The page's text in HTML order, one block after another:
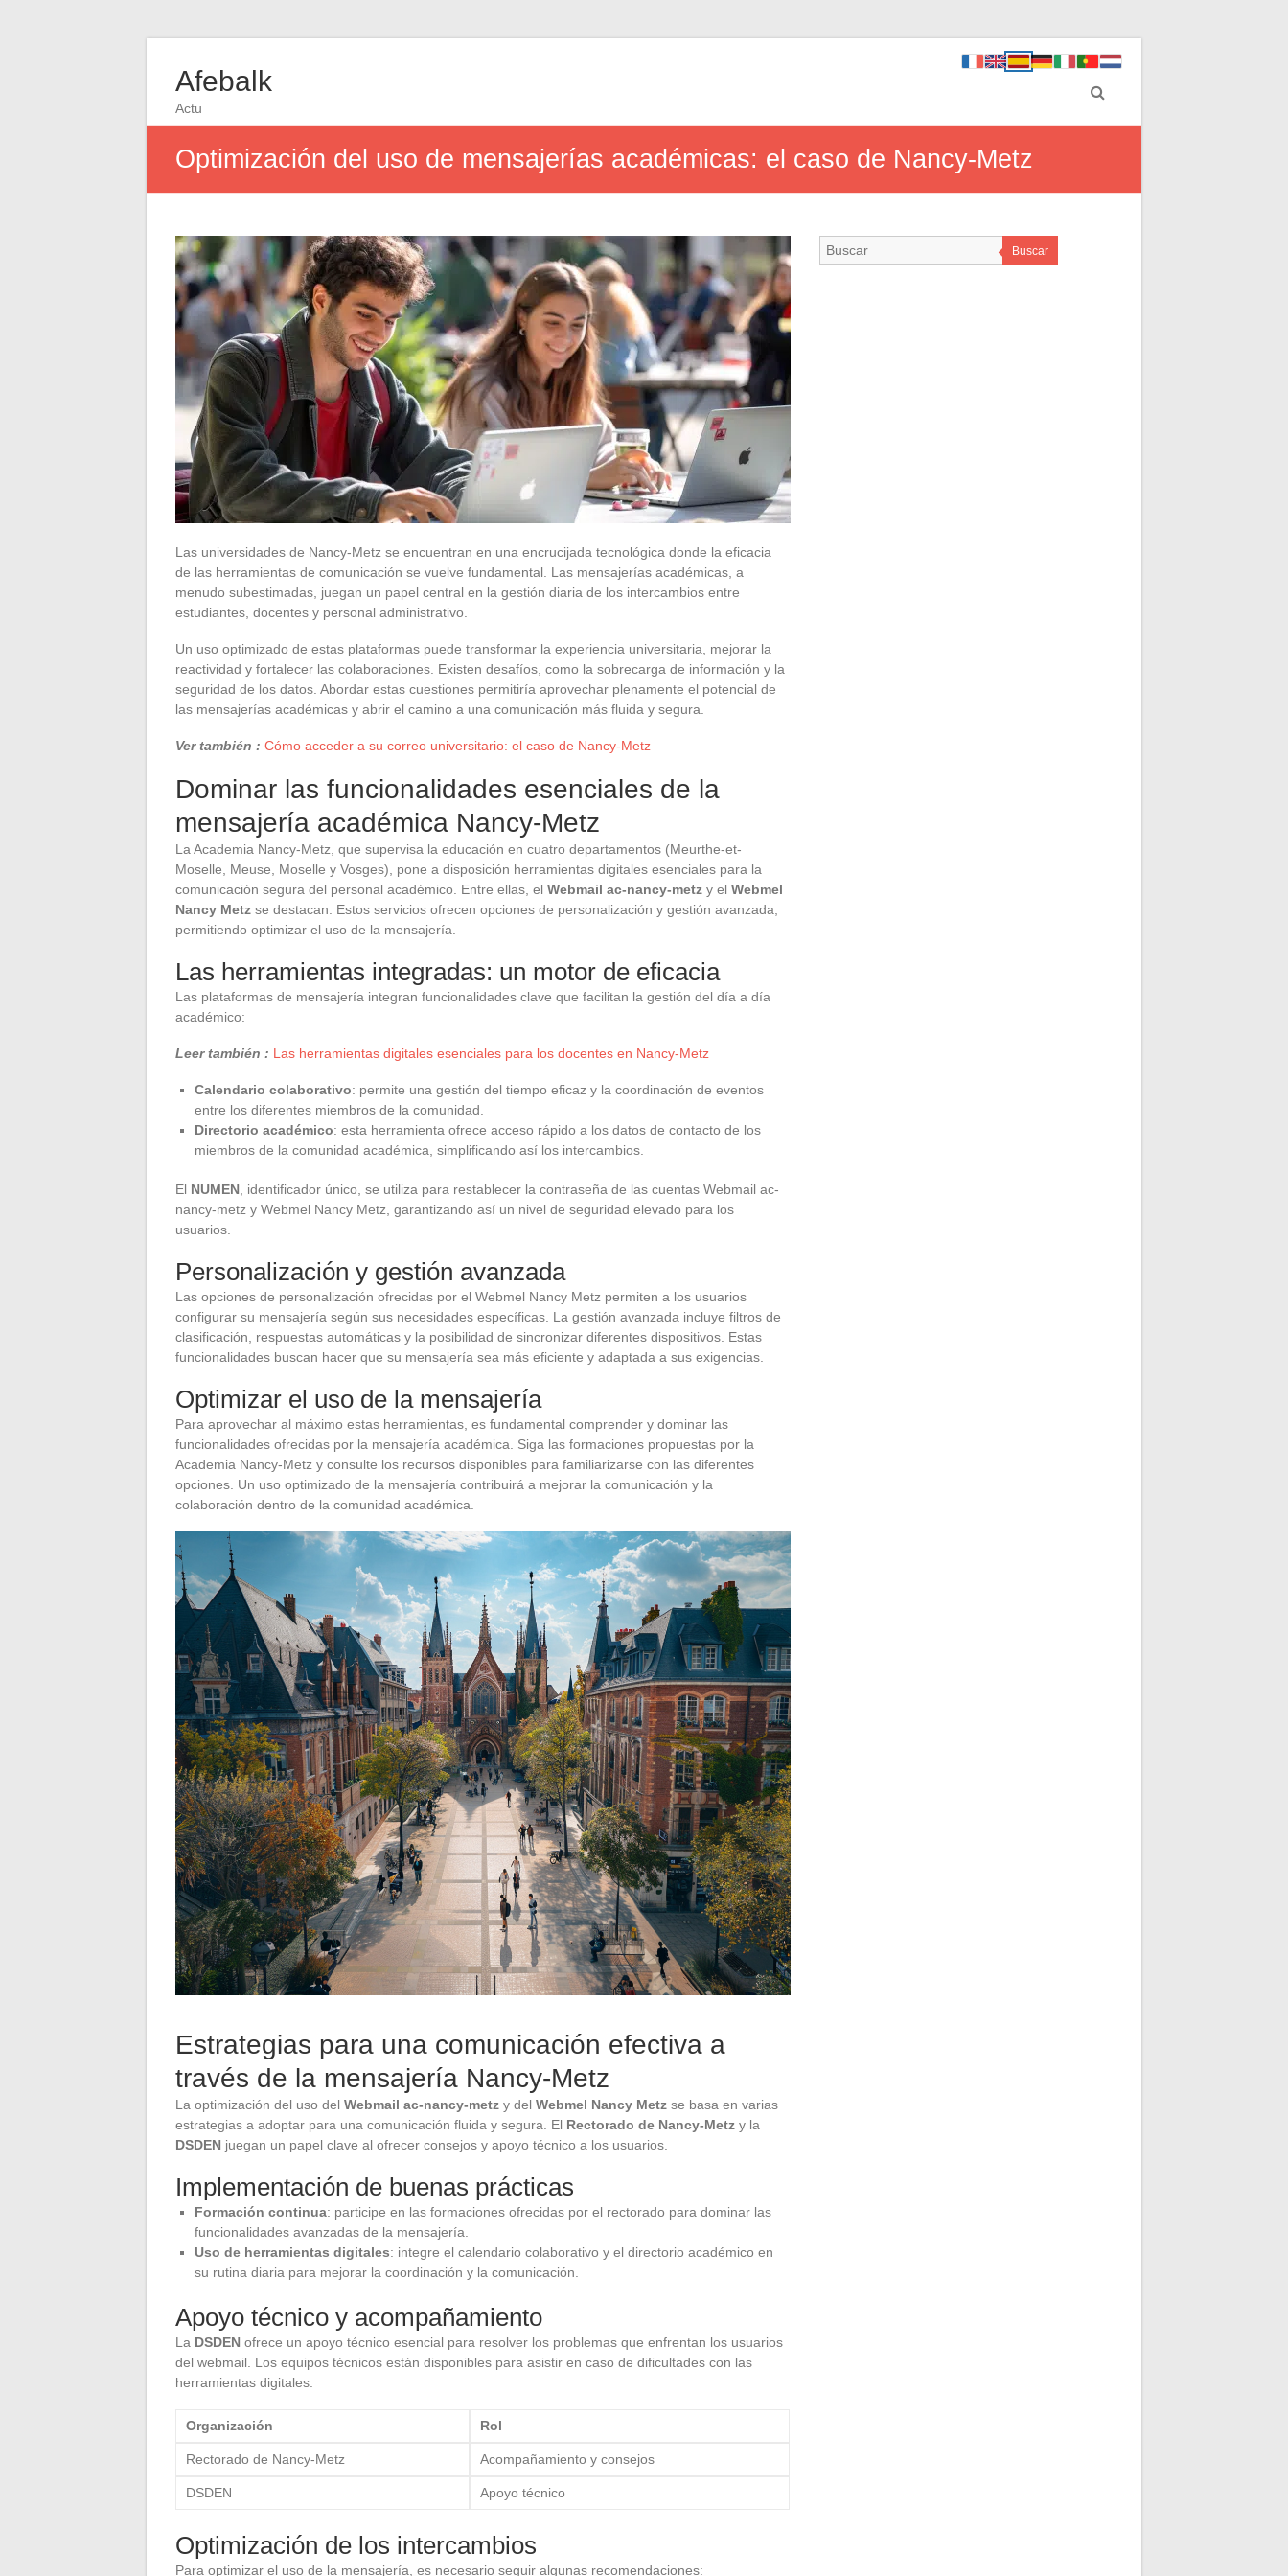
Afebalk
Actu
Optimización del uso de mensajerías académicas: el caso de Nancy-Metz
Las universidades de Nancy-Metz se encuentran en una encrucijada tecnológica donde la eficacia
de las herramientas de comunicación se vuelve fundamental. Las mensajerías académicas, a
menudo subestimadas, juegan un papel central en la gestión diaria de los intercambios entre
estudiantes, docentes y personal administrativo.
Un uso optimizado de estas plataformas puede transformar la experiencia universitaria, mejorar la
reactividad y fortalecer las colaboraciones. Existen desafíos, como la sobrecarga de información y la
seguridad de los datos. Abordar estas cuestiones permitiría aprovechar plenamente el potencial de
las mensajerías académicas y abrir el camino a una comunicación más fluida y segura.
Ver también : Cómo acceder a su correo universitario: el caso de Nancy-Metz
Dominar las funcionalidades esenciales de la
mensajería académica Nancy-Metz
La Academia Nancy-Metz, que supervisa la educación en cuatro departamentos (Meurthe-et-
Moselle, Meuse, Moselle y Vosges), pone a disposición herramientas digitales esenciales para la
comunicación segura del personal académico. Entre ellas, el Webmail ac-nancy-metz y el Webmel
Nancy Metz se destacan. Estos servicios ofrecen opciones de personalización y gestión avanzada,
permitiendo optimizar el uso de la mensajería.
Las herramientas integradas: un motor de eficacia
Las plataformas de mensajería integran funcionalidades clave que facilitan la gestión del día a día
académico:
Leer también : Las herramientas digitales esenciales para los docentes en Nancy-Metz
Calendario colaborativo: permite una gestión del tiempo eficaz y la coordinación de eventos
entre los diferentes miembros de la comunidad.
Directorio académico: esta herramienta ofrece acceso rápido a los datos de contacto de los
miembros de la comunidad académica, simplificando así los intercambios.
El NUMEN , identificador único, se utiliza para restablecer la contraseña de las cuentas Webmail ac-
nancy-metz y Webmel Nancy Metz, garantizando así un nivel de seguridad elevado para los
usuarios.
Personalización y gestión avanzada
Las opciones de personalización ofrecidas por el Webmel Nancy Metz permiten a los usuarios
configurar su mensajería según sus necesidades específicas. La gestión avanzada incluye filtros de
clasificación, respuestas automáticas y la posibilidad de sincronizar diferentes dispositivos. Estas
funcionalidades buscan hacer que su mensajería sea más eficiente y adaptada a sus exigencias.
Optimizar el uso de la mensajería
Para aprovechar al máximo estas herramientas, es fundamental comprender y dominar las
funcionalidades ofrecidas por la mensajería académica. Siga las formaciones propuestas por la
Academia Nancy-Metz y consulte los recursos disponibles para familiarizarse con las diferentes
opciones. Un uso optimizado de la mensajería contribuirá a mejorar la comunicación y la
colaboración dentro de la comunidad académica.
Estrategias para una comunicación efectiva a
través de la mensajería Nancy-Metz
La optimización del uso del Webmail ac-nancy-metz y del Webmel Nancy Metz se basa en varias
estrategias a adoptar para una comunicación fluida y segura. El Rectorado de Nancy-Metz y la
DSDEN juegan un papel clave al ofrecer consejos y apoyo técnico a los usuarios.
Implementación de buenas prácticas
Formación continua: participe en las formaciones ofrecidas por el rectorado para dominar las
funcionalidades avanzadas de la mensajería.
Uso de herramientas digitales: integre el calendario colaborativo y el directorio académico en
su rutina diaria para mejorar la coordinación y la comunicación.
Apoyo técnico y acompañamiento
La DSDEN ofrece un apoyo técnico esencial para resolver los problemas que enfrentan los usuarios
del webmail. Los equipos técnicos están disponibles para asistir en caso de dificultades con las
herramientas digitales.
Organización Rol
Rectorado de Nancy-Metz Acompañamiento y consejos
DSDEN Apoyo técnico
Optimización de los intercambios
Para optimizar el uso de la mensajería, es necesario seguir algunas recomendaciones:
Buscar